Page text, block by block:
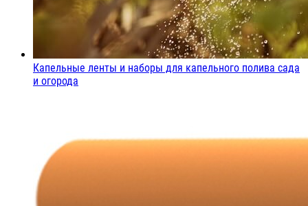
Капельные ленты и наборы для капельного полива сада
и огорода